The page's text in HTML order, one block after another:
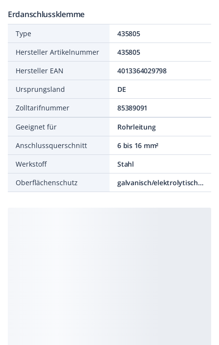
Erdanschlussklemme
Type
435805
Hersteller Artikelnummer
435805
Hersteller EAN
4013364029798
Ursprungsland
DE
Zolltarifnummer
85389091
Geeignet für
Rohrleitung
Anschlussquerschnitt
6 bis 16 mm²
Werkstoff
Stahl
Oberflächenschutz
galvanisch/elektrolytisch verzinkt